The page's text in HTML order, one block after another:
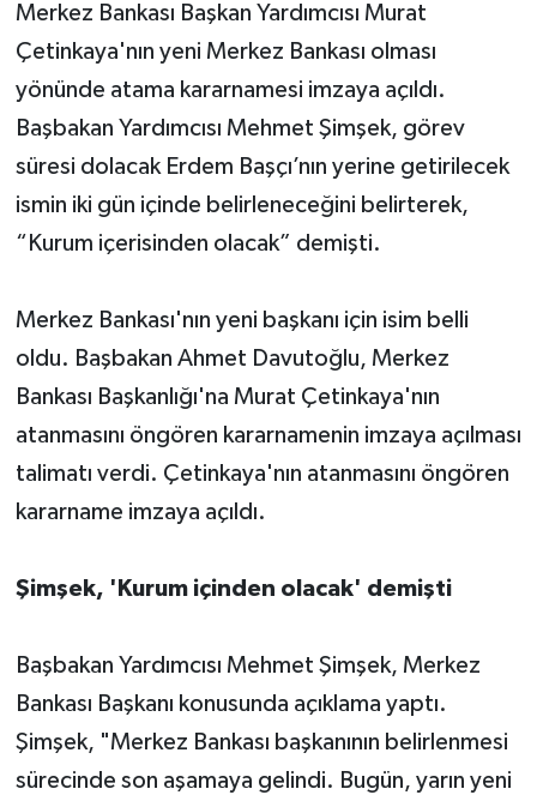
Merkez Bankası Başkan Yardımcısı Murat
Çetinkaya'nın yeni Merkez Bankası olması
yönünde atama kararnamesi imzaya açıldı.
Başbakan Yardımcısı Mehmet Şimşek, görev
süresi dolacak Erdem Başçı’nın yerine getirilecek
ismin iki gün içinde belirleneceğini belirterek,
“Kurum içerisinden olacak” demişti.
Merkez Bankası'nın yeni başkanı için isim belli
oldu. Başbakan Ahmet Davutoğlu, Merkez
Bankası Başkanlığı'na Murat Çetinkaya'nın
atanmasını öngören kararnamenin imzaya açılması
talimatı verdi. Çetinkaya'nın atanmasını öngören
kararname imzaya açıldı.
Şimşek, 'Kurum içinden olacak' demişti
Başbakan Yardımcısı Mehmet Şimşek, Merkez
Bankası Başkanı konusunda açıklama yaptı.
Şimşek, "Merkez Bankası başkanının belirlenmesi
sürecinde son aşamaya gelindi. Bugün, yarın yeni